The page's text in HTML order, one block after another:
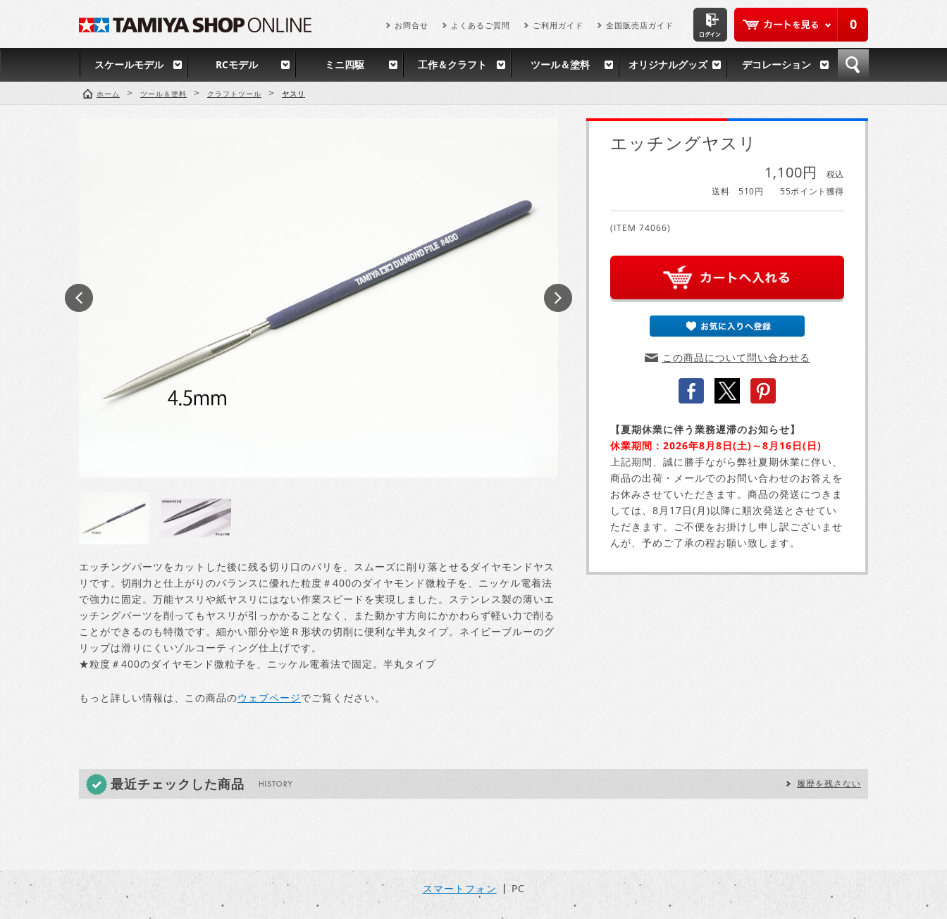
0
お問合せ よくあるご質問 ご利用ガイド 全国販売店ガイド
スケールモデル RCモデル ミニ四駆 工作＆クラフト ツール＆塗料 オリジナルグッズ デコレーション
ホーム > ツール＆塗料 > クラフトツール > ヤスリ
エッチングパーツをカットした後に残る切り口のバリを、スムーズに削り落とせるダイヤモンドヤス
リです。切削力と仕上がりのバランスに優れた粒度＃400のダイヤモンド微粒子を、ニッケル電着法
で強力に固定。万能ヤスリや紙ヤスリにはない作業スピードを実現しました。ステンレス製の薄いエ
ッチングパーツを削ってもヤスリが引っかかることなく、また動かす方向にかかわらず軽い力で削る
ことができるのも特徴です。細かい部分や逆Ｒ形状の切削に便利な半丸タイプ。ネイビーブルーのグ
リップは滑りにくいゾルコーティング仕上げです。
★粒度＃400のダイヤモンド微粒子を、ニッケル電着法で固定。半丸タイプ
もっと詳しい情報は、この商品のウェブページでご覧ください。
エッチングヤスリ
1,100円
税込
送料 510円
55ポイント獲得
(ITEM 74066)
この商品について問い合わせる
【夏期休業に伴う業務遅滞のお知らせ】
休業期間：2026年8月8日(土)～8月16日(日)
上記期間、誠に勝手ながら弊社夏期休業に伴い、
商品の出荷・メールでのお問い合わせのお答えを
お休みさせていただきます。商品の発送につきま
しては、8月17日(月)以降に順次発送とさせてい
ただきます。ご不便をお掛けし申し訳ございませ
んが、予めご了承の程お願い致します。
最近チェックした商品 履歴を残さない
スマートフォン PC